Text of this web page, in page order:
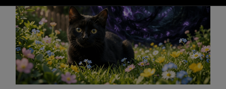
IETS
FOUT?